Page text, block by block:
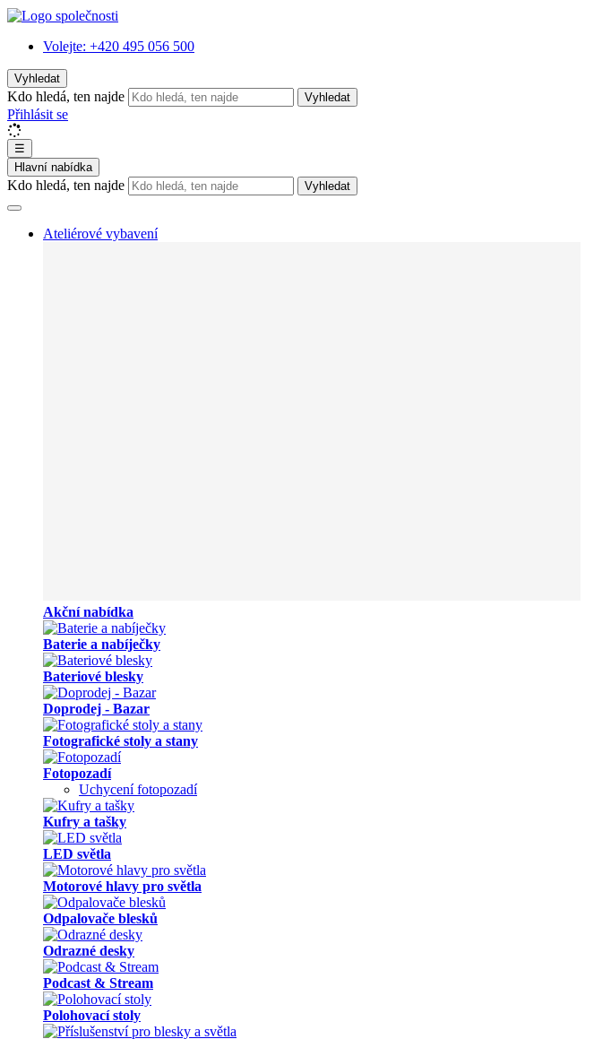
Volejte: +420 495 056 500
Vyhledat
Kdo hledá, ten najde Vyhledat
Přihlásit se
☰
Hlavní nabídka
Kdo hledá, ten najde Vyhledat
Ateliérové vybavení
Akční nabídka
Baterie a nabíječky
Bateriové blesky
Doprodej - Bazar
Fotografické stoly a stany
Fotopozadí
Uchycení fotopozadí
Kufry a tašky
LED světla
Motorové hlavy pro světla
Odpalovače blesků
Odrazné desky
Podcast & Stream
Polohovací stoly